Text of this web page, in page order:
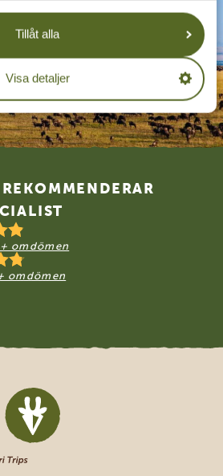
Tillåt alla
Visa detaljer
omdömen
omdömen